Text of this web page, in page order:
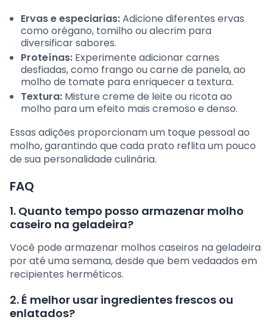
Ervas e especiarias:Adicione diferentes ervas
como orégano, tomilho ou alecrim para
diversificar sabores.
Proteínas: Experimente adicionar carnes
desfiadas, como frango ou carne de panela, ao
molho de tomate para enriquecer a textura.
Textura: Misture creme de leite ou ricota ao
molho para um efeito mais cremoso e denso.
Essas adições proporcionam um toque pessoal ao
molho, garantindo que cada prato reflita um pouco
de sua personalidade culinária.
FAQ
1. Quanto tempo posso armazenar molho
caseiro na geladeira?
Você pode armazenar molhos caseiros na geladeira
por até uma semana, desde que bem vedaados em
recipientes herméticos.
2. É melhor usar ingredientes frescos ou
enlatados?